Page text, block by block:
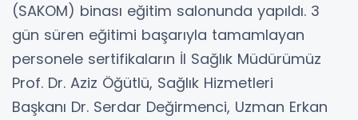
(SAKOM) binası eğitim salonunda yapıldı. 3
gün süren eğitimi başarıyla tamamlayan
personele sertifikaların İl Sağlık Müdürümüz
Prof. Dr. Aziz Öğütlü, Sağlık Hizmetleri
Başkanı Dr. Serdar Değirmenci, Uzman Erkan